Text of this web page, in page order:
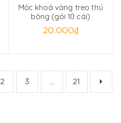
Móc khoá vàng treo thú
bông (gói 10 cái)
20.000₫
2 3 21